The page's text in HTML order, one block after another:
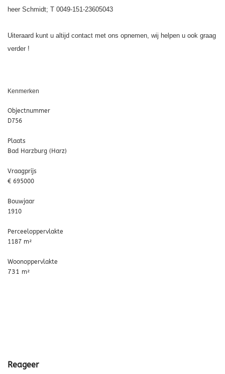
heer Schmidt; T 0049-151-23605043
Uiteraard kunt u altijd contact met ons opnemen, wij helpen u ook graag
verder !
Kenmerken
Objectnummer
D756
Plaats
Bad Harzburg (Harz)
Vraagprijs
€ 695000
Bouwjaar
1910
Perceeloppervlakte
1187 m²
Woonoppervlakte
731 m²
Reageer